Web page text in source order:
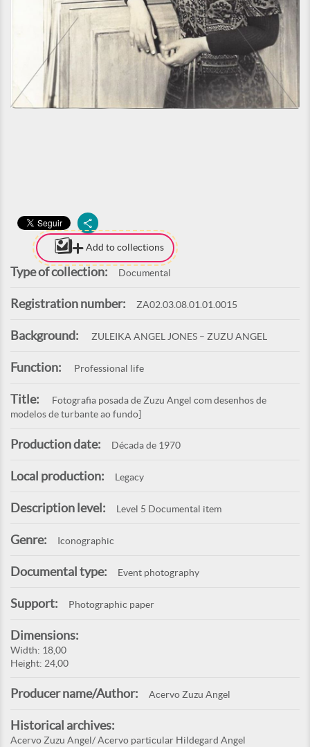
Add to collections
Type of collection: Documental
Registration number: ZA02.03.08.01.01.0015
Background: ZULEIKA ANGEL JONES – ZUZU ANGEL
Function: Professional life
Title:
Fotografia posada de Zuzu Angel com desenhos de
modelos de turbante ao fundo]
Production date: Década de 1970
Local production: Legacy
Description level: Level 5 Documental item
Genre: Iconographic
Documental type: Event photography
Support: Photographic paper
Dimensions:
Width: 18,00
Height: 24,00
Producer name/Author: Acervo Zuzu Angel
Historical archives:
Acervo Zuzu Angel/ Acervo particular Hildegard Angel